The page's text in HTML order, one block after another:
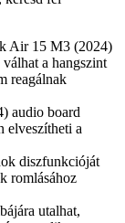
Air 15 M3 (2024)
a hangszint
reagálnak
audio board
elveszítheti a
diszfunkcióját
romlásához
utalhat,